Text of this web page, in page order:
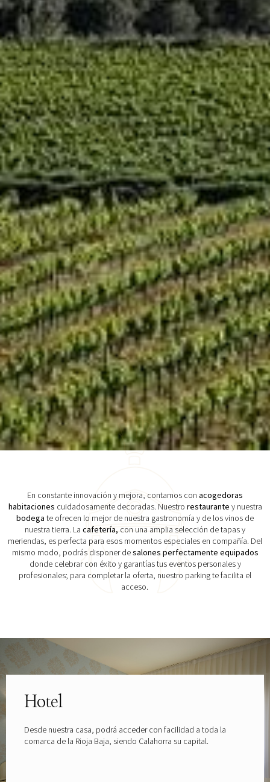
En constante innovación y mejora, contamos con acogedoras
habitaciones cuidadosamente decoradas. Nuestro restaurante y nuestra
bodega te ofrecen lo mejor de nuestra gastronomía y de los vinos de
nuestra tierra. La cafetería, con una amplia selección de tapas y
meriendas, es perfecta para esos momentos especiales en compañía. Del
mismo modo, podrás disponer desalones perfectamente equipados
donde celebrar con éxito y garantías tus eventos personales y
profesionales; para completar la oferta, nuestro parking te facilita el
acceso.
Hotel
Desde nuestra casa, podrá acceder con facilidad a toda la
comarca de la Rioja Baja, siendo Calahorra su capital.